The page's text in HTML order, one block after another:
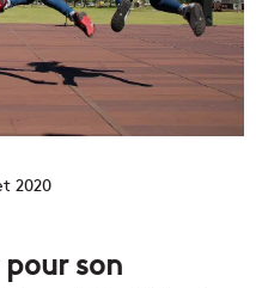
2020
son